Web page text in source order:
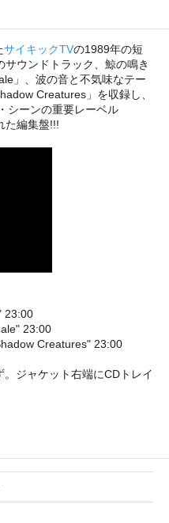
サイキックTVの1989年の短
ウンドトラック、鯨の鳴き
」、波の音と不気味なテー
Creatures」を収録し、
シーンの重要レーベル
た編集盤!!!
23:00
23:00
Creatures" 23:00
ジャケット右端にCDトレイ